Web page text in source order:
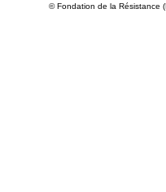
© Fondation de la Résistance